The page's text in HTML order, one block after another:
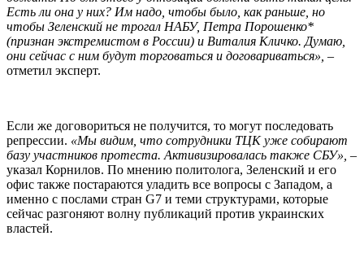
Есть ли она у них? Им надо, чтобы было, как раньше, но
чтобы Зеленский не трогал НАБУ, Петра Порошенко*
(признан экстремистом в России) и Виталия Кличко. Думаю,
они сейчас с ним будут торговаться и договариваться», –
отметил эксперт.
Если же договориться не получится, то могут последовать
репрессии. «Мы видим, что сотрудники ТЦК уже собирают
базу участников протеста. Активизировалась также СБУ», –
указал Корнилов. По мнению политолога, Зеленский и его
офис также постараются уладить все вопросы с Западом, а
именно с послами стран G7 и теми структурами, которые
сейчас разгоняют волну публикаций против украинских
властей.